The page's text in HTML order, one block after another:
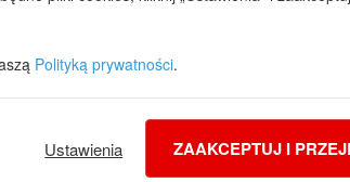
pracownia architektoniczna założona w 1990r.
prezentowane na stronie projekty domów mogą
Państwa indywidualnych potrzeb korzystamy z
przeglądarki internetowej. Dalsze korzystanie z
informacji zawartych jest w polityce prywatności.
Jak zmienić ustawienia cookies
Polityką prywatności.
Ustawienia ZAAKCEPTUJ I